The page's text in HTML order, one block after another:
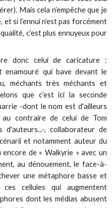
Mais cela n’empêche que je
si l’ennui n’est pas forcément
c’est plus ennuyeux pour
donc celui de caricature :
enamouré qui bave devant le
méchants très méchants et
que c’est ici la seconde
-dont le nom est d'ailleurs
au contraire de celui de Tom
d'auteurs...-, collaborateur de
et notamment auteur du
de « Walkyrie » avec un
au dénouement, le face-à-
une métaphore basse et
cellules qui augmentent
dont les médias abusent